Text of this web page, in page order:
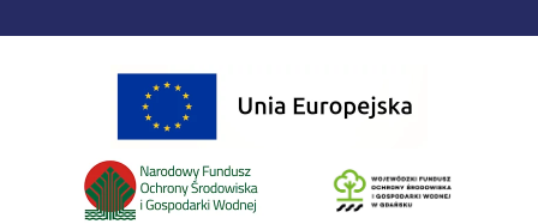
Sponsorzy